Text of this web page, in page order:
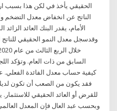
الحقيقي يأخذ في لكن هذا بسبب
الناتج عن انخفاض معدل التضخم
السابق من ذات العام. وتؤكد
كيفية حساب معدل الفائدة الفعلي.
فقد يكون من الصعب أن تكون
للقرض أو العائد الحقيقي